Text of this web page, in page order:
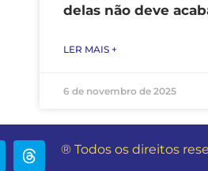
delas não deve
LER MAIS +
6 de novembro de 2025
® Todos os direitos